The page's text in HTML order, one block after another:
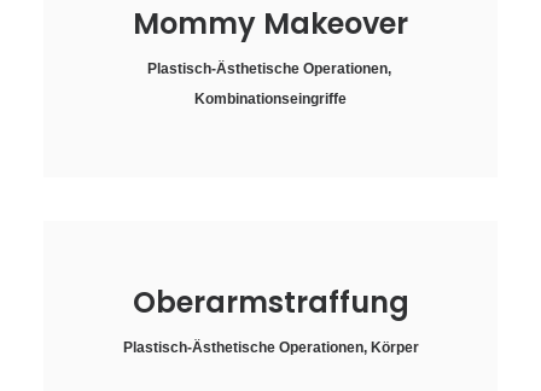
Mommy Makeover
Plastisch-Ästhetische Operationen,
Kombinationseingriffe
Oberarmstraffung
Plastisch-Ästhetische Operationen, Körper